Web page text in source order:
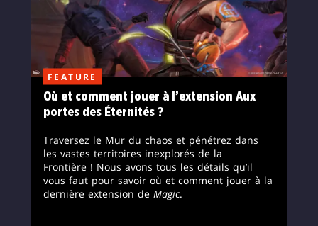
FEATURE
Où et comment jouer à l’extension Aux
portes des Éternités ?
Traversez le Mur du chaos et pénétrez dans
les vastes territoires inexplorés de la
Frontière ! Nous avons tous les détails qu’il
vous faut pour savoir où et comment jouer à la
dernière extension de Magic.